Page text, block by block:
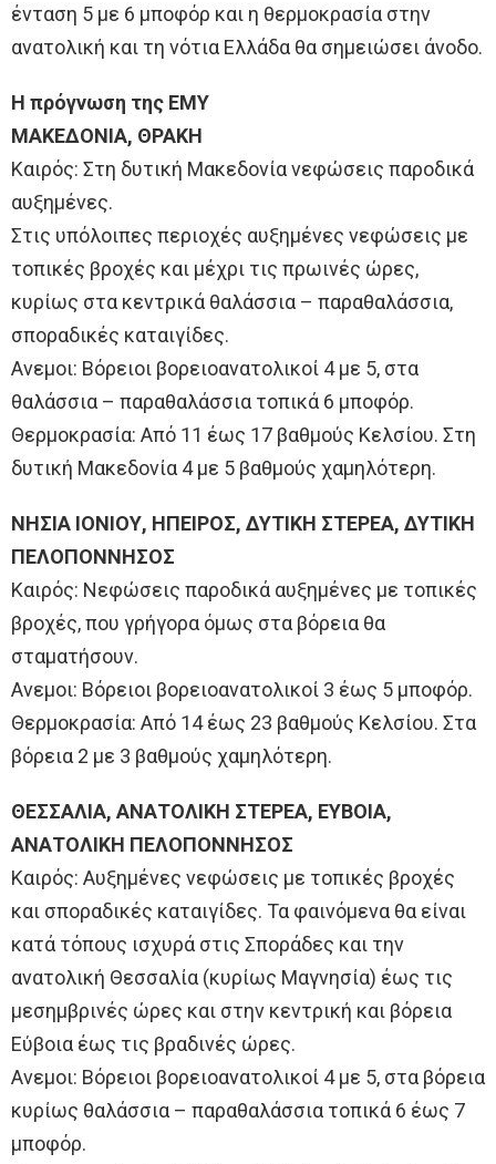
ένταση 5 με 6 μποφόρ και η θερμοκρασία στην
ανατολική και τη νότια Ελλάδα θα σημειώσει άνοδο.
H πρόγνωση της ΕΜΥ
ΜΑΚΕΔΟΝΙΑ, ΘΡΑΚΗ
Καιρός: Στη δυτική Μακεδονία νεφώσεις παροδικά
αυξημένες.
Στις υπόλοιπες περιοχές αυξημένες νεφώσεις με
τοπικές βροχές και μέχρι τις πρωινές ώρες,
κυρίως στα κεντρικά θαλάσσια – παραθαλάσσια,
σποραδικές καταιγίδες.
Ανεμοι: Βόρειοι βορειοανατολικοί 4 με 5, στα
θαλάσσια – παραθαλάσσια τοπικά 6 μποφόρ.
Θερμοκρασία: Από 11 έως 17 βαθμούς Κελσίου. Στη
δυτική Μακεδονία 4 με 5 βαθμούς χαμηλότερη.
ΝΗΣΙΑ ΙΟΝΙΟΥ, ΗΠΕΙΡΟΣ, ΔΥΤΙΚΗ ΣΤΕΡΕΑ, ΔΥΤΙΚΗ
ΠΕΛΟΠΟΝΝΗΣΟΣ
Καιρός: Νεφώσεις παροδικά αυξημένες με τοπικές
βροχές, που γρήγορα όμως στα βόρεια θα
σταματήσουν.
Ανεμοι: Βόρειοι βορειοανατολικοί 3 έως 5 μποφόρ.
Θερμοκρασία: Από 14 έως 23 βαθμούς Κελσίου. Στα
βόρεια 2 με 3 βαθμούς χαμηλότερη.
ΘΕΣΣΑΛΙΑ, ΑΝΑΤΟΛΙΚΗ ΣΤΕΡΕΑ, ΕΥΒΟΙΑ,
ΑΝΑΤΟΛΙΚΗ ΠΕΛΟΠΟΝΝΗΣΟΣ
Καιρός: Αυξημένες νεφώσεις με τοπικές βροχές
και σποραδικές καταιγίδες. Τα φαινόμενα θα είναι
κατά τόπους ισχυρά στις Σποράδες και την
ανατολική Θεσσαλία (κυρίως Μαγνησία) έως τις
μεσημβρινές ώρες και στην κεντρική και βόρεια
Εύβοια έως τις βραδινές ώρες.
Ανεμοι: Βόρειοι βορειοανατολικοί 4 με 5, στα βόρεια
κυρίως θαλάσσια – παραθαλάσσια τοπικά 6 έως 7
μποφόρ.